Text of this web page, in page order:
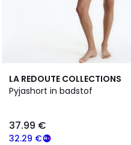
LA REDOUTE COLLECTIONS
Pyjashort in badstof
32.29 €
37.99 €
1
/
3
Kleuren